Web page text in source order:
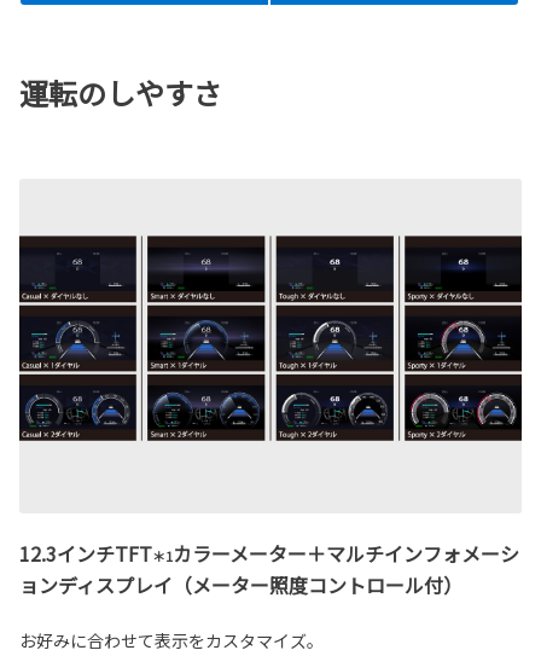
運転のしやすさ
12.3インチTFT＊1カラーメーター＋マルチインフォメーシ
ョンディスプレイ（メーター照度コントロール付）
お好みに合わせて表示をカスタマイズ。